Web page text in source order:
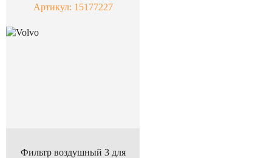
Артикул: 15177227
Фильтр воздушный 3 для